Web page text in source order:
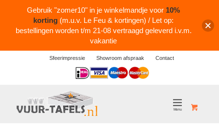
Sfeerimpressie Showroom afspraak Contact
Logos
Gebruik "zomer10" in je winkelmandje voor 10%
korting (m.u.v. Le Feu & kortingen) / Let op:
bestellingen worden t/m 21-08 vertraagd geleverd i.v.m.
vakantie